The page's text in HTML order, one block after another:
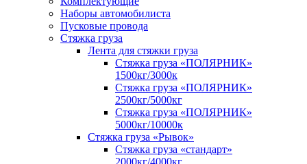
Наборы автомобилиста
Пусковые провода
Стяжка груза
Лента для стяжки груза
Стяжка груза «ПОЛЯРНИК»
1500кг/3000к
Стяжка груза «ПОЛЯРНИК»
2500кг/5000кг
Стяжка груза «ПОЛЯРНИК»
5000кг/10000к
Стяжка груза «Рывок»
Стяжка груза «стандарт»
2000кг/4000кг